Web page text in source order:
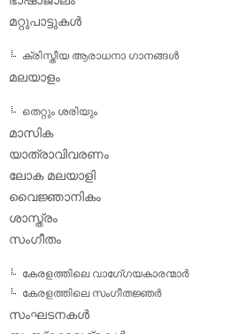
മറ്റുപാട്ടുകള്‍
ക്രിസ്തീയ ആരാധനാ ഗാനങ്ങള്‍
മലയാളം
തെറ്റും ശരിയും
മാസിക
യാത്രാവിവരണം
ലോക മലയാളി
വൈജ്ഞാനികം
ശാസ്ത്രം
സംഗീതം
കേരളത്തിലെ വാഗേ്ഗയകാരന്മാര്‍
കേരളത്തിലെ സംഗീതജ്ഞര്‍
സംഘടനകള്‍